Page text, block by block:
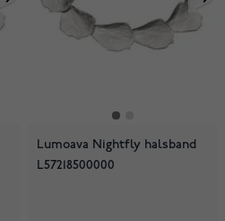
Lumoava Nightfly halsband
L57218500000